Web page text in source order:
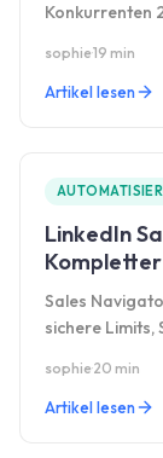
Konkurrenten
sophie·19 min
Artikel lesen
LinkedIn
Sales
sichere
sophie·20 min
Artikel lesen